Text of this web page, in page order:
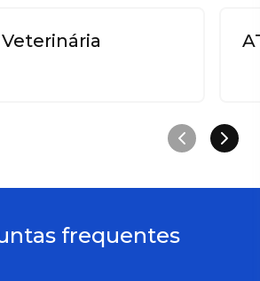
frequentes